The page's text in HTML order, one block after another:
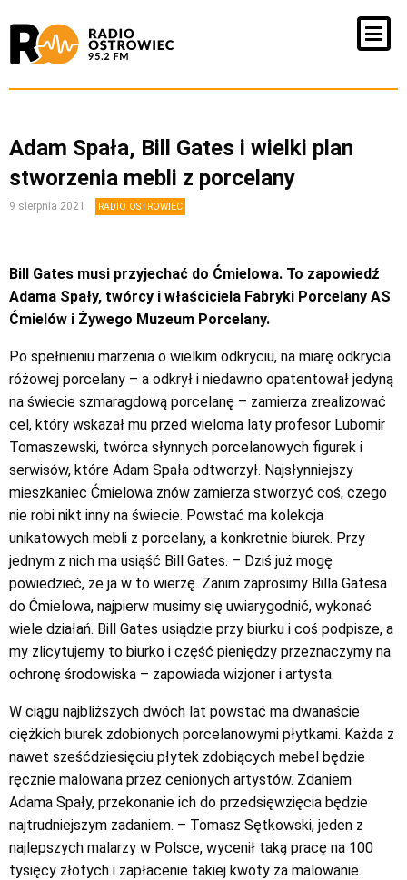
Adam Spała, Bill Gates i wielki plan
stworzenia mebli z porcelany
9 sierpnia 2021 RADIO OSTROWIEC
Bill Gates musi przyjechać do Ćmielowa. To zapowiedź
Adama Spały, twórcy i właściciela Fabryki Porcelany AS
Ćmielów i Żywego Muzeum Porcelany.
Po spełnieniu marzenia o wielkim odkryciu, na miarę odkrycia
różowej porcelany – a odkrył i niedawno opatentował jedyną
na świecie szmaragdową porcelanę – zamierza zrealizować
cel, który wskazał mu przed wieloma laty profesor Lubomir
Tomaszewski, twórca słynnych porcelanowych figurek i
serwisów, które Adam Spała odtworzył. Najsłynniejszy
mieszkaniec Ćmielowa znów zamierza stworzyć coś, czego
nie robi nikt inny na świecie. Powstać ma kolekcja
unikatowych mebli z porcelany, a konkretnie biurek. Przy
jednym z nich ma usiąść Bill Gates. – Dziś już mogę
powiedzieć, że ja w to wierzę. Zanim zaprosimy Billa Gatesa
do Ćmielowa, najpierw musimy się uwiarygodnić, wykonać
wiele działań. Bill Gates usiądzie przy biurku i coś podpisze, a
my zlicytujemy to biurko i część pieniędzy przeznaczymy na
ochronę środowiska – zapowiada wizjoner i artysta.
W ciągu najbliższych dwóch lat powstać ma dwanaście
ciężkich biurek zdobionych porcelanowymi płytkami. Każda z
nawet sześćdziesięciu płytek zdobiących mebel będzie
ręcznie malowana przez cenionych artystów. Zdaniem
Adama Spały, przekonanie ich do przedsięwzięcia będzie
najtrudniejszym zadaniem. – Tomasz Sętkowski, jeden z
najlepszych malarzy w Polsce, wycenił taką pracę na 100
tysięcy złotych i zapłacenie takiej kwoty za malowanie